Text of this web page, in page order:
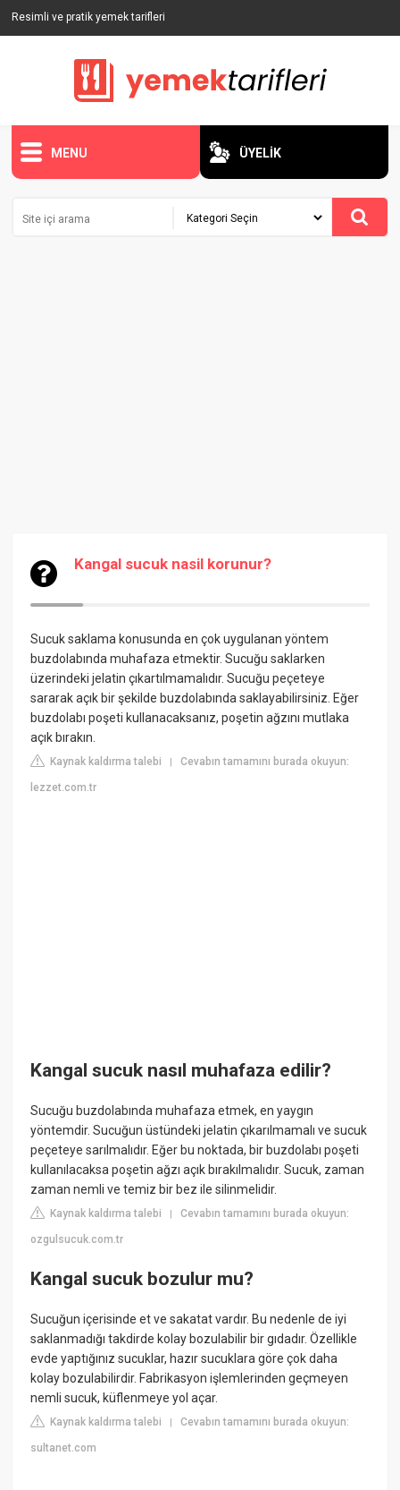
Resimli ve pratik yemek tarifleri
MENU ÜYELİK
Kangal sucuk nasil korunur?
Sucuk saklama konusunda en çok uygulanan yöntem
buzdolabında muhafaza etmektir. Sucuğu saklarken
üzerindeki jelatin çıkartılmamalıdır. Sucuğu peçeteye
sararak açık bir şekilde buzdolabında saklayabilirsiniz. Eğer
buzdolabı poşeti kullanacaksanız, poşetin ağzını mutlaka
açık bırakın.
Kaynak kaldırma talebi |Cevabın tamamını burada okuyun:
lezzet.com.tr
Kangal sucuk nasıl muhafaza edilir?
Sucuğu buzdolabında muhafaza etmek, en yaygın
yöntemdir. Sucuğun üstündeki jelatin çıkarılmamalı ve sucuk
peçeteye sarılmalıdır. Eğer bu noktada, bir buzdolabı poşeti
kullanılacaksa poşetin ağzı açık bırakılmalıdır. Sucuk, zaman
zaman nemli ve temiz bir bez ile silinmelidir.
Kaynak kaldırma talebi |Cevabın tamamını burada okuyun:
ozgulsucuk.com.tr
Kangal sucuk bozulur mu?
Sucuğun içerisinde et ve sakatat vardır. Bu nedenle de iyi
saklanmadığı takdirde kolay bozulabilir bir gıdadır. Özellikle
evde yaptığınız sucuklar, hazır sucuklara göre çok daha
kolay bozulabilirdir. Fabrikasyon işlemlerinden geçmeyen
nemli sucuk, küflenmeye yol açar.
Kaynak kaldırma talebi |Cevabın tamamını burada okuyun:
sultanet.com